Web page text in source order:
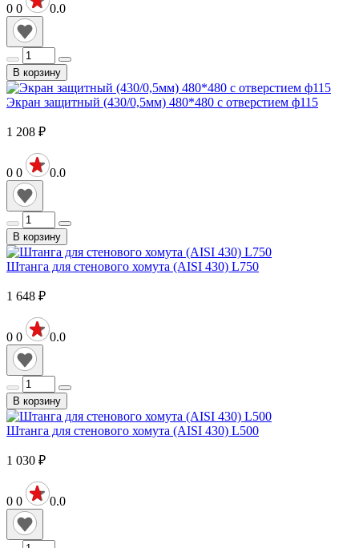
0 0 0.0
В корзину
Экран защитный (430/0,5мм) 480*480 с отверстием ф115
1 208 ₽
0 0 0.0
В корзину
Штанга для стенового хомута (AISI 430) L750
1 648 ₽
0 0 0.0
В корзину
Штанга для стенового хомута (AISI 430) L500
1 030 ₽
0 0 0.0